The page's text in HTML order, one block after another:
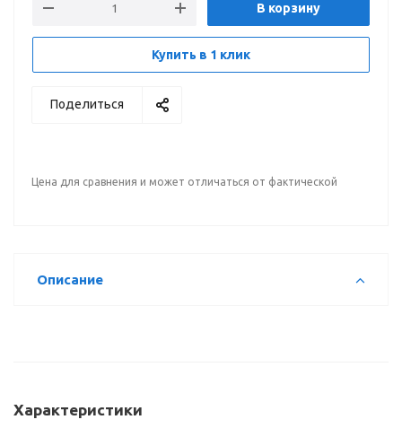
В корзину
Купить в 1 клик
Поделиться
Цена для сравнения и может отличаться от фактической
Описание
Характеристики